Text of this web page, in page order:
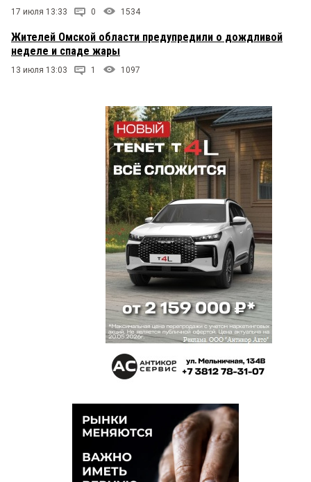
17 июля 13:33 0 1534
Жителей Омской области предупредили о дождливой
неделе и спаде жары
13 июля 13:03 1 1097